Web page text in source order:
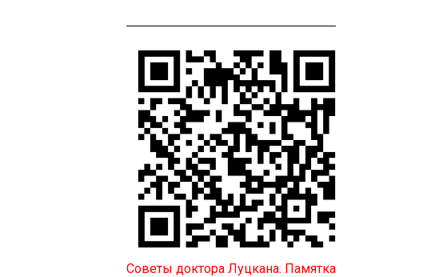
Советы доктора Луцкана. Памятка